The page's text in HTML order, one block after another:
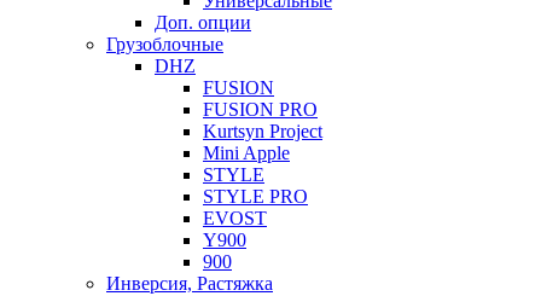
Доп. опции
Грузоблочные
DHZ
FUSION
FUSION PRO
Kurtsyn Project
Mini Apple
STYLE
STYLE PRO
EVOST
Y900
900
Инверсия, Растяжка